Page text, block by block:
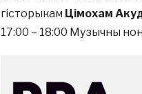
гісторыкам Цімохам
17:00 – 18:00 Музычны